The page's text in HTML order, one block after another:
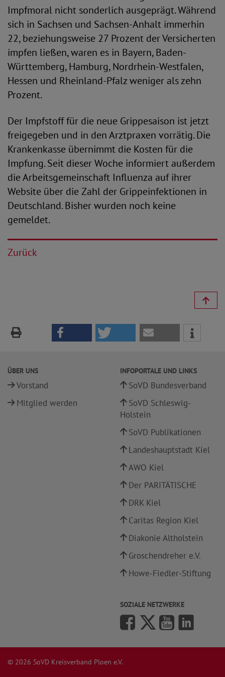
Impfmoral nicht sonderlich ausgeprägt. Während
sich in Sachsen und Sachsen-Anhalt immerhin
22, beziehungsweise 27 Prozent der Versicherten
impfen ließen, waren es in Bayern, Baden-
Württemberg, Hamburg, Nordrhein-Westfalen,
Hessen und Rheinland-Pfalz weniger als zehn
Prozent.
Der Impfstoff für die neue Grippesaison ist jetzt
freigegeben und in den Arztpraxen vorrätig. Die
Krankenkasse übernimmt die Kosten für die
Impfung. Seit dieser Woche informiert außerdem
die Arbeitsgemeinschaft Influenza auf ihrer
Website über die Zahl der Grippeinfektionen in
Deutschland. Bisher wurden noch keine
gemeldet.
Zurück
ÜBER UNS
Vorstand
Mitglied werden
INFOPORTALE UND LINKS
SoVD Bundesverband
SoVD Schleswig-
Holstein
SoVD Publikationen
Landeshauptstadt Kiel
AWO Kiel
Der PARITÄTISCHE
DRK Kiel
Caritas Region Kiel
Diakonie Altholstein
Groschendreher e.V.
Howe-Fiedler-Stiftung
SOZIALE NETZWERKE
© 2026 SoVD Kreisverband Ploen e.V.